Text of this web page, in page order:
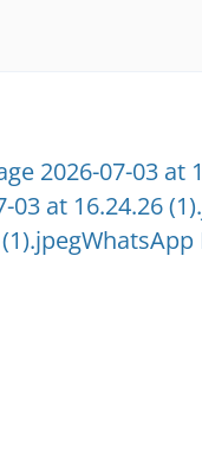
2026-07-03 at
at 16.24.26
WhatsApp